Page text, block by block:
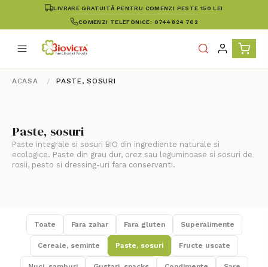
LIVRARE GRATUITĂ PENTRU COMENZI PESTE 150 LEI
COMENZI TELEFONICE: 0744 824 762
ACASA PASTE, SOSURI
Paste, sosuri
Paste integrale si sosuri BIO din ingrediente naturale si
ecologice. Paste din grau dur, orez sau leguminoase si sosuri de
rosii, pesto si dressing-uri fara conservanti.
Toate Fara zahar Fara gluten Superalimente
Cereale, seminte Paste, sosuri Fructe uscate